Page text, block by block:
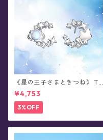
《星の王子さまときつね》 Th
e Little Prince 星と結ぶ絆 シ
ルバーピアス/イヤリング
¥4,753
3%OFF